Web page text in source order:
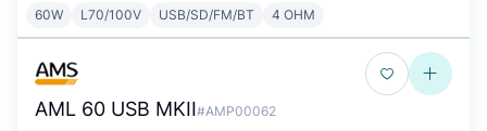
60W L70/100V USB/SD/FM/BT 4 OHM
AML 60 USB MKII#AMP00062